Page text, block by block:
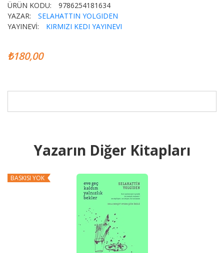
ÜRÜN KODU:
9786254181634
YAZAR:
SELAHATTIN YOLGIDEN
YAYINEVİ:
KIRMIZI KEDI YAYINEVI
₺180,00
Yazarın Diğer Kitapları
BASKISI YOK